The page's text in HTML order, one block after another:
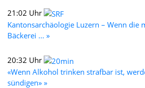
21:02 Uhr
Kantonsarchäologie Luzern – Wenn die
Bäckerei ... »
20:32 Uhr
«Wenn Alkohol trinken strafbar ist,
sündigen» »